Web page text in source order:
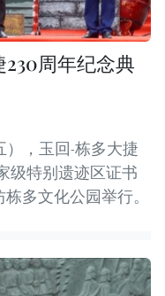
周年纪念典
，玉回-栋多大捷
级特别遗迹区证书
多文化公园举行。